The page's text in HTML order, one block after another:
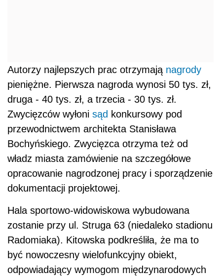
Autorzy najlepszych prac otrzymają nagrody
pieniężne. Pierwsza nagroda wynosi 50 tys. zł,
druga - 40 tys. zł, a trzecia - 30 tys. zł.
Zwycięzców wyłoni sąd konkursowy pod
przewodnictwem architekta Stanisława
Bochyńskiego. Zwycięzca otrzyma też od
władz miasta zamówienie na szczegółowe
opracowanie nagrodzonej pracy i sporządzenie
dokumentacji projektowej.
Hala sportowo-widowiskowa wybudowana
zostanie przy ul. Struga 63 (niedaleko stadionu
Radomiaka). Kitowska podkreśliła, że ma to
być nowoczesny wielofunkcyjny obiekt,
odpowiadający wymogom międzynarodowych